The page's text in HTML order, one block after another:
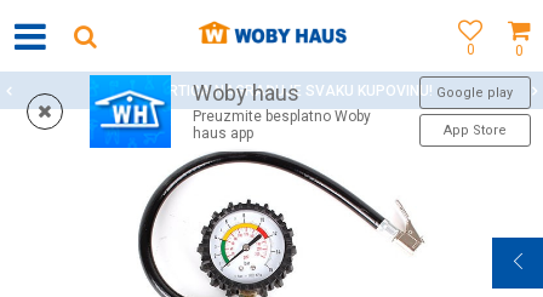
0
0
Woby haus
Preuzmite besplatno Woby
haus app
Google play
App Store
WOBY KARTICA NAGRAĐUJE SVAKU KUPOVINU!